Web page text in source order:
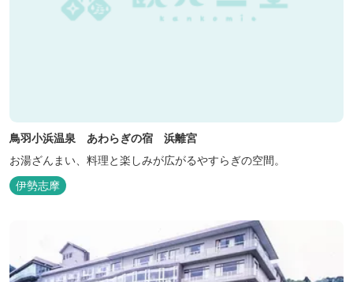
鳥羽小浜温泉 あわらぎの宿 浜離宮
お湯ざんまい、料理と楽しみが広がるやすらぎの空間。
伊勢志摩